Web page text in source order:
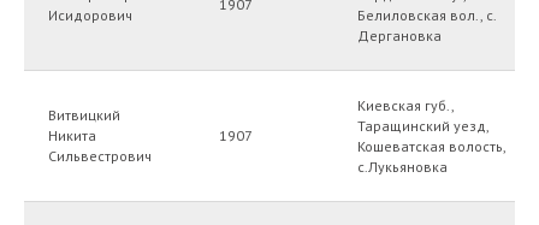
Исидорович
1907
Белиловская вол., с.
Дергановка
Витвицкий
Никита
Сильвестрович
1907
Киевская губ.,
Таращинский уезд,
Кошеватская волость,
с.Лукьяновка